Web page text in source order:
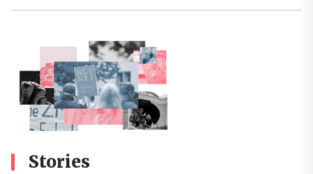
Stories